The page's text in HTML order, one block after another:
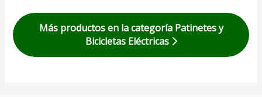
Más productos en la categoría Patinetes y
Bicicletas Eléctricas